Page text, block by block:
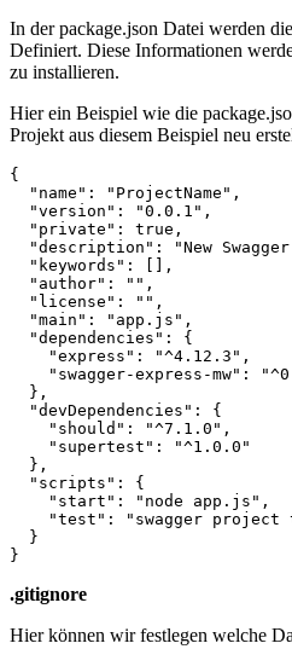
In der package.json Datei werden
Definiert. Diese Informationen
zu installieren.
Hier ein Beispiel wie die
Projekt aus diesem Beispiel neu
{
  "name": "ProjectName",
  "version": "0.0.1",
  "private": true,
"description": "New
  "keywords": [],
  "author": "",
  "license": "",
  "main": "app.js",
  "dependencies": {
    "express": "^4.12.3",
"swagger-express-mw":
  },
  "devDependencies": {
    "should": "^7.1.0",
    "supertest": "^1.0.0"
  },
  "scripts": {
    "start": "node app.js",
"test": "swagger project
  }
.gitignore
Hier können wir festlegen welche